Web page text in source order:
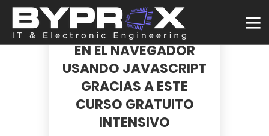
APRENDE A CREAR TU
PROPIO VIDEOJUEGO
EN EL NAVEGADOR
USANDO JAVASCRIPT
GRACIAS A ESTE
CURSO GRATUITO
INTENSIVO